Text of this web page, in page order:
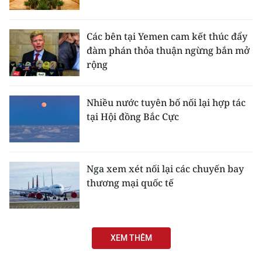
Video
Media Chính trị
Media Kinh tế
Media Pháp luật
Media Du lịch
Media Thế giới
Các bên tại Yemen cam kết thúc đẩy
đàm phán thỏa thuận ngừng bắn mở
rộng
Nhiều nước tuyên bố nối lại hợp tác
tại Hội đồng Bắc Cực
Nga xem xét nối lại các chuyến bay
thương mại quốc tế
XEM THÊM